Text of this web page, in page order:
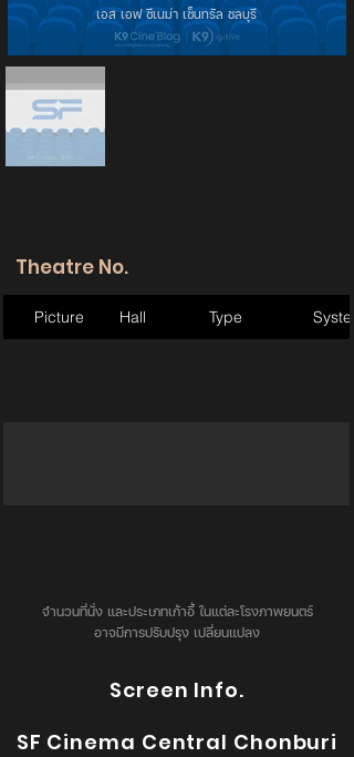
เอส เอฟ ซีเนม่า เซ็นทรัล ชลบุรี
Theatre No.
Picture Hall Type System
จำนวนที่นั่ง และประเภทเก้าอี้ ในแต่ละโรงภาพยนตร์
อาจมีการปรับปรุง เปลี่ยนแปลง
Screen Info.
SF Cinema Central Chonburi